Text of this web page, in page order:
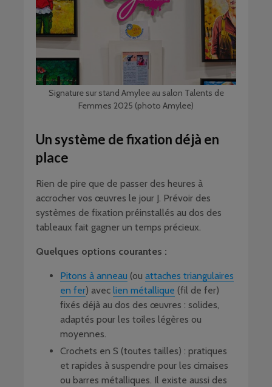
Signature sur stand Amylee au salon Talents de
Femmes 2025 (photo Amylee)
Un système de fixation déjà en
place
Rien de pire que de passer des heures à
accrocher vos œuvres le jour J. Prévoir des
systèmes de fixation préinstallés au dos des
tableaux fait gagner un temps précieux.
Quelques options courantes :
Pitons à anneau (ou attaches triangulaires
en fer) avec lien métallique (fil de fer)
fixés déjà au dos des œuvres : solides,
adaptés pour les toiles légères ou
moyennes.
Crochets en S (toutes tailles) : pratiques
et rapides à suspendre pour les cimaises
ou barres métalliques. Il existe aussi des